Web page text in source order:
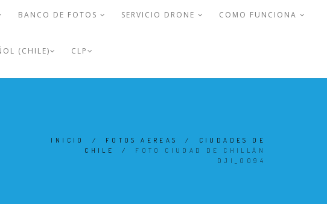
BANCO DE FOTOS SERVICIO DRONE COMO FUNCIONA
(CHILE) CLP
INICIO / FOTOS AEREAS /
CIUDADES DE
CHILE
/ FOTO CIUDAD DE CHILLÁN
DJI_0094